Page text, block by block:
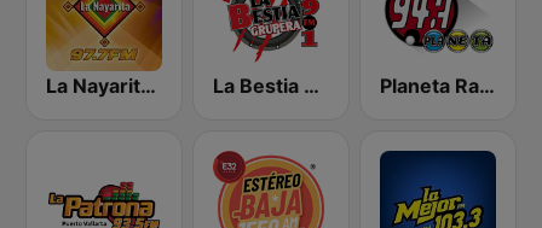
La Nayarita Tepic La Bestia Grupera 89.1 FM Planeta Radio Guadalajara